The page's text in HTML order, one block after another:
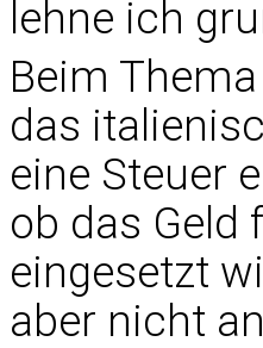
lehne ich
Beim
das
eine Steuer
ob das Geld
eingesetzt
aber nicht